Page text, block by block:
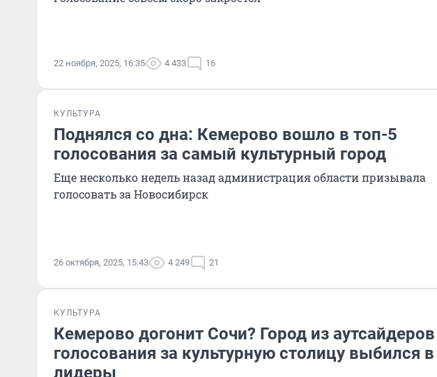
22 ноября, 2025, 16:35 4 433 16
КУЛЬТУРА
Поднялся со дна: Кемерово вошло в топ-5
голосования за самый культурный город
Еще несколько недель назад администрация области призывала
голосовать за Новосибирск
26 октября, 2025, 15:43 4 249 21
КУЛЬТУРА
Кемерово догонит Сочи? Город из аутсайдеров
голосования за культурную столицу выбился в
лидеры